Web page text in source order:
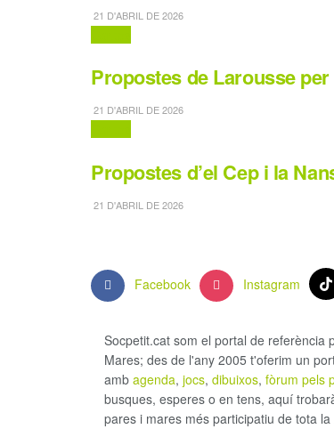
21 D'ABRIL DE 2026
Propostes de Larousse
21 D'ABRIL DE 2026
Propostes d’el Cep i la
21 D'ABRIL DE 2026
Facebook Instagram
Socpetit.cat som el portal de referència
Mares; des de l'any 2005 t'oferim un
amb agenda, jocs, dibuixos, fòrum pels
busques, esperes o en tens, aquí
pares i mares més participatiu de tota la